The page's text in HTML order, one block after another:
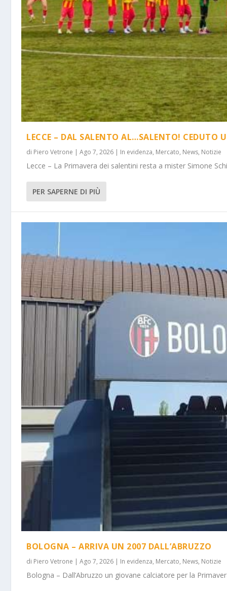
LECCE – DAL SALENTO AL…SALENTO! CEDUTO
di Piero Vetrone |Ago 7, 2026 | In evidenza, Mercato, News, Notizie
Lecce – La Primavera dei salentini resta a mister Simone
PER SAPERNE DI PIÙ
BOLOGNA – ARRIVA UN 2007 DALL’ABRUZZO
di Piero Vetrone |Ago 7, 2026 | In evidenza, Mercato, News, Notizie
Bologna – Dall’Abruzzo un giovane calciatore per la